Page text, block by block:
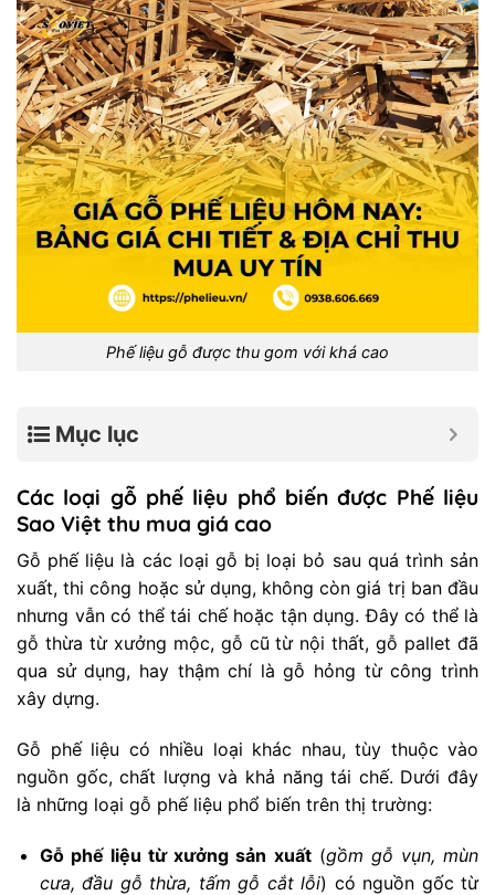
Phế liệu gỗ được thu gom với khá cao
Mục lục
Các loại gỗ phế liệu phổ biến được Phế liệu
Sao Việt thu mua giá cao
Gỗ phế liệu là các loại gỗ bị loại bỏ sau quá trình sản
xuất, thi công hoặc sử dụng, không còn giá trị ban đầu
nhưng vẫn có thể tái chế hoặc tận dụng. Đây có thể là
gỗ thừa từ xưởng mộc, gỗ cũ từ nội thất, gỗ pallet đã
qua sử dụng, hay thậm chí là gỗ hỏng từ công trình
xây dựng.
Gỗ phế liệu có nhiều loại khác nhau, tùy thuộc vào
nguồn gốc, chất lượng và khả năng tái chế. Dưới đây
là những loại gỗ phế liệu phổ biến trên thị trường:
Gỗ phế liệu từ xưởng sản xuất(gồm gỗ vụn, mùn
cưa, đầu gỗ thừa, tấm gỗ cắt lỗi) có nguồn gốc từ